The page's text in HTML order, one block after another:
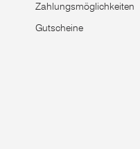
Zahlungsmöglichkeiten
Gutscheine